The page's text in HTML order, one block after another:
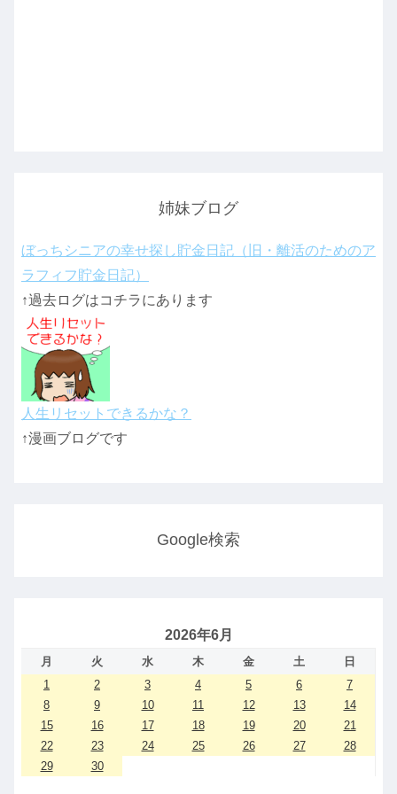
姉妹ブログ
ぼっちシニアの幸せ探し貯金日記（旧・離活のためのア
ラフィフ貯金日記）
↑過去ログはコチラにあります
人生リセットできるかな？
↑漫画ブログです
Google検索
2026年6月
月 火 水 木 金 土
日
1
2 3 4 5 6
7
8
9 10 11 12 13
14
15
16 17 18 19 20
21
22
23 24 25 26 27
28
29
30